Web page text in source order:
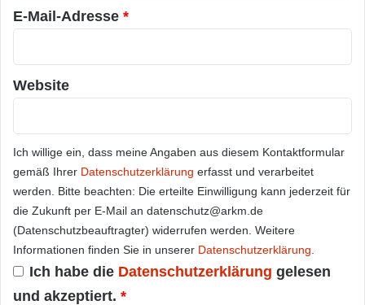
E-Mail-Adresse *
Website
Ich willige ein, dass meine Angaben aus diesem Kontaktformular
gemäß Ihrer Datenschutzerklärung erfasst und verarbeitet
werden. Bitte beachten: Die erteilte Einwilligung kann jederzeit für
die Zukunft per E-Mail an datenschutz@arkm.de
(Datenschutzbeauftragter) widerrufen werden. Weitere
Informationen finden Sie in unserer Datenschutzerklärung
Ich habe die Datenschutzerklärung gelesen
und akzeptiert. *